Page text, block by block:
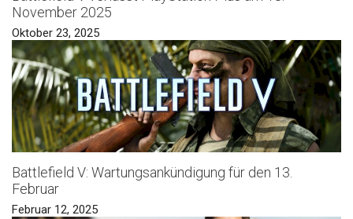
November 2025
Oktober 23, 2025
Battlefield V: Wartungsankündigung für den 13.
Februar
Februar 12, 2025